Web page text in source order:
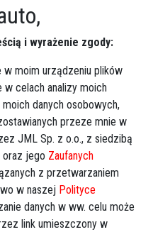
20-24
i wyrażenie zgody:
w moim urządzeniu plików
celach analizy moich
danych osobowych,
przeze mnie w
JML Sp. z o.o., z siedzibą
oraz jego Zaufanych
z przetwarzaniem
w naszej Polityce
danych w ww. celu może
link umieszczony w